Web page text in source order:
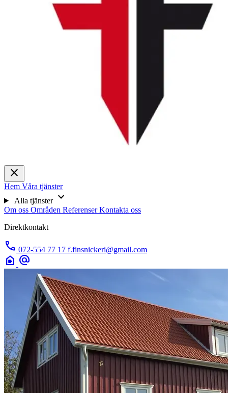
close
Hem Våra tjänster
Alla tjänster expand_more
Om oss Områden ReferenserKontakta oss
Direktkontakt
call 072-554 77 17 f.finsnickeri@gmail.com
camera_indoor alternate_email